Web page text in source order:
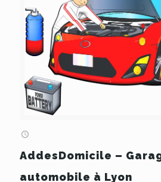
AddesDomicile –
automobile à Lyon